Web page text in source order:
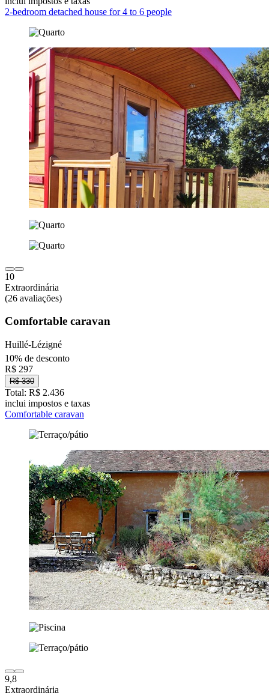
2-bedroom detached house for 4 to 6 people
10
Extraordinária
(26 avaliações)
Comfortable caravan
Huillé-Lézigné
10% de desconto
R$ 297
R$ 330
Total: R$ 2.436
inclui impostos e taxas
Comfortable caravan
9,8
Extraordinária